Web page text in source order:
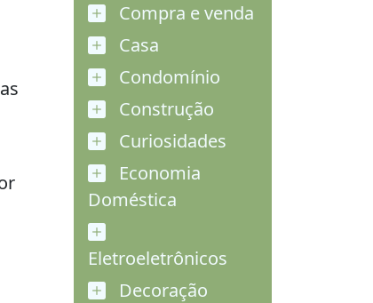
Compra e venda
Casa
Condomínio
Construção
Curiosidades
Economia
Doméstica
Eletroeletrônicos
Decoração